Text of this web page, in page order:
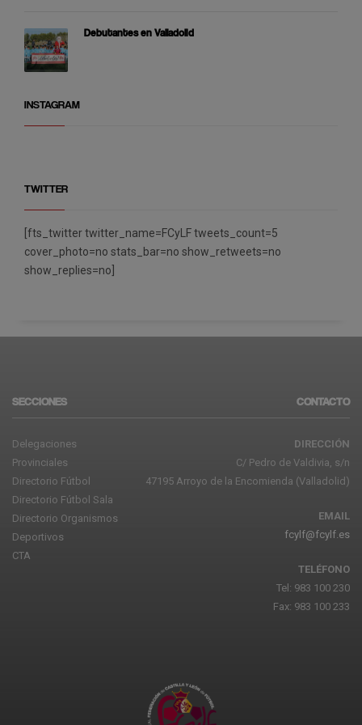
Debutantes en Valladolid
INSTAGRAM
TWITTER
[fts_twitter twitter_name=FCyLF tweets_count=5
cover_photo=no stats_bar=no show_retweets=no
show_replies=no]
SECCIONES
Delegaciones
Provinciales
Directorio Fútbol
Directorio Fútbol Sala
Directorio Organismos
Deportivos
CTA
CONTACTO
DIRECCIÓN
C/ Pedro de Valdivia, s/n
47195 Arroyo de la Encomienda (Valladolid)
EMAIL
fcylf@fcylf.es
TELÉFONO
Tel: 983 100 230
Fax: 983 100 233